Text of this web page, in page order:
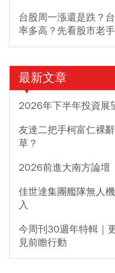
台股周一漲還是跌？
率多高？先看股市老
最新文章
2026年下半年投資展
友達二把手柯富仁裸
草？
2026前進大南方論壇
佳世達集團艦隊無人
入
今周刊30週年特輯｜
見前瞻行動